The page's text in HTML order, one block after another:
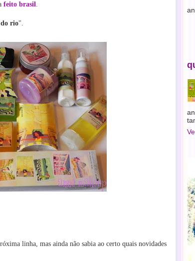
feito brasil.
do rio".
linha, mas ainda não sabia ao certo quais novidades